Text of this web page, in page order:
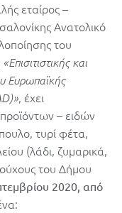
εταίρος –
Ανατολικό
του
«Επισιτιστικής και
Ευρωπαϊκής
, έχει
– ειδών
τυρί φέτα,
(λάδι, ζυμαρικά,
του Δήμου
2020, από